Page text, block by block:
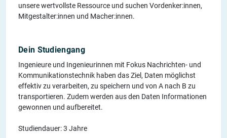
unsere wertvollste Ressource und suchen Vordenker:innen,
Mitgestalter:innen und Macher:innen.
Dein Studiengang
Ingenieure und Ingenieurinnen mit Fokus Nachrichten- und
Kommunikationstechnik haben das Ziel, Daten möglichst
effektiv zu verarbeiten, zu speichern und von A nach B zu
transportieren. Zudem werden aus den Daten Informationen
gewonnen und aufbereitet.
Studiendauer: 3 Jahre